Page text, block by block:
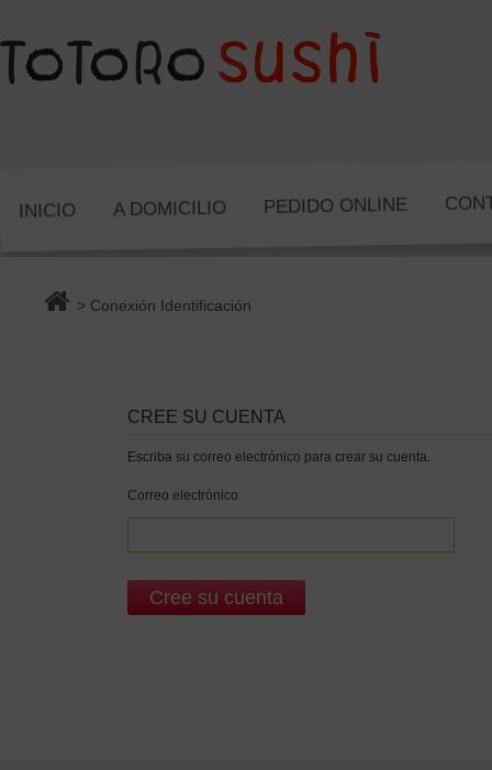
INICIO A DOMICILIO PEDIDO ONLINE
> Conexión Identificación
CREE SU CUENTA
Escriba su correo electrónico para crear su cuenta.
Correo electrónico